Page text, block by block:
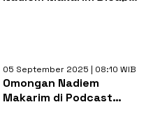
05 September 2025 | 08:10 WIB
Omongan Nadiem
Makarim di Podcast